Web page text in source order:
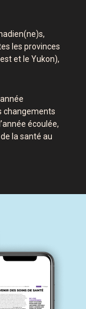
les provinces
et le Yukon),
changements
écoulée,
la santé au